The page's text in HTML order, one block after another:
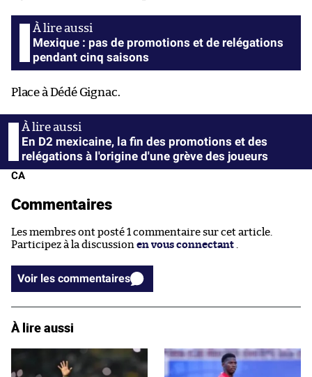
Mexique : pas de promotions et de relégations
pendant cinq saisons
Place à Dédé Gignac.
En D2 mexicaine, la fin des promotions et des
relégations à l'origine d'une grève des joueurs
CA
Commentaires
Les membres ont posté 1 commentaire sur cet article.
Participez à la discussion en vous connectant
Voir les commentaires
À lire aussi